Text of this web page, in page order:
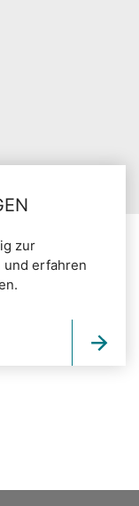
zur
und erfahren